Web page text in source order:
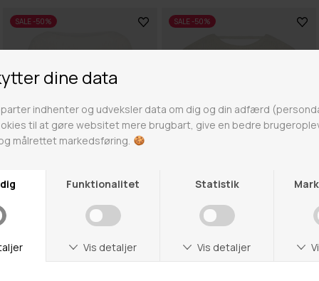
SALE -50%
Findes i flere farver
KAFFE
KAKOURTNEY BLUSE
199,98 DKK
399,95 DKK
SALE -50%
KAFFE
KAEMILIE BLUSE
249,98 DKK
499,95 DKK